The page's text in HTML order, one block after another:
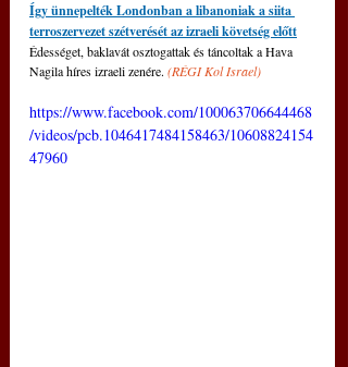
Így ünnepelték Londonban a libanoniak a siita
terroszervezet szétverését az izraeli követség előtt
Édességet, baklavát osztogattak és táncoltak a Hava
Nagila híres izraeli zenére. (RÉGI Kol Israel)
https://www.facebook.com/100063706644468
/videos/pcb.1046417484158463/10608824154
47960